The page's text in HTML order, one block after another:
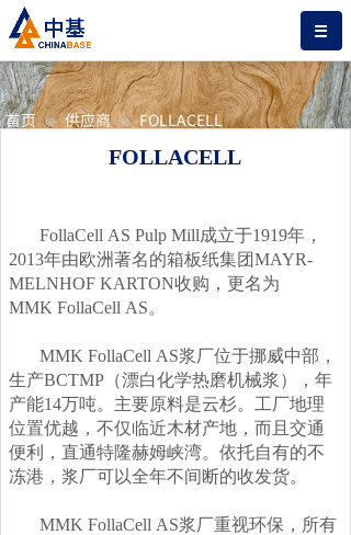
首页 ⊙ 供应商 ⊙ FOLLACELL
FOLLACELL
FollaCell AS Pulp Mill成立于1919年，
2013年由欧洲著名的箱板纸集团MAYR-
MELNHOF KARTON收购，更名为
MMK FollaCell AS。
MMK FollaCell AS浆厂位于挪威中部，
生产BCTMP（漂白化学热磨机械浆），年
产能14万吨。主要原料是云杉。工厂地理
位置优越，不仅临近木材产地，而且交通
便利，直通特隆赫姆峡湾。依托自有的不
冻港，浆厂可以全年不间断的收发货。
MMK FollaCell AS浆厂重视环保，所有